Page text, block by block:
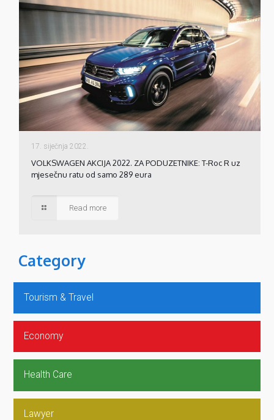
17. siječnja 2022.
VOLKSWAGEN AKCIJA 2022. ZA PODUZETNIKE: T-Roc R uz
mjesečnu ratu od samo 289 eura
Read more
Category
Tourism & Travel
Economy
Health Care
Lawyer